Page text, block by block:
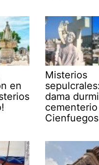
en
Misterios
dama
Cienfuegos